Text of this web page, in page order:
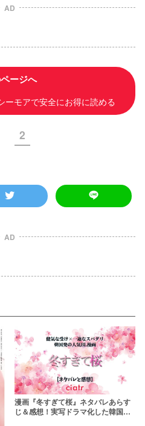
AD
ージへ
ーモアで安全にお得に読める
2
AD
漫画『冬すぎて桜』ネタバレあらす
じ＆感想！実写ドラマ化した韓国発